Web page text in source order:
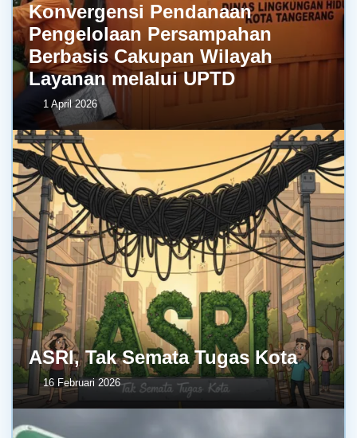
Konvergensi Pendanaan
Pengelolaan Persampahan
Berbasis Cakupan Wilayah
Layanan melalui UPTD
1 April 2026
ASRI, Tak Semata Tugas Kota
16 Februari 2026